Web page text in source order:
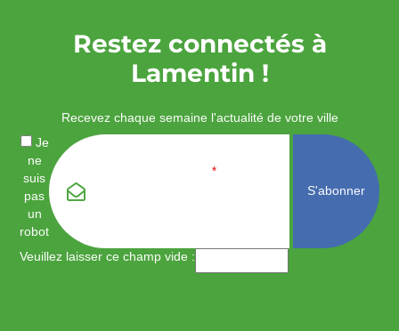
Restez connectés à
Lamentin !
Recevez chaque semaine l'actualité de votre ville
Je
ne
suis
pas
un
robot
*
Veuillez laisser ce champ vide :